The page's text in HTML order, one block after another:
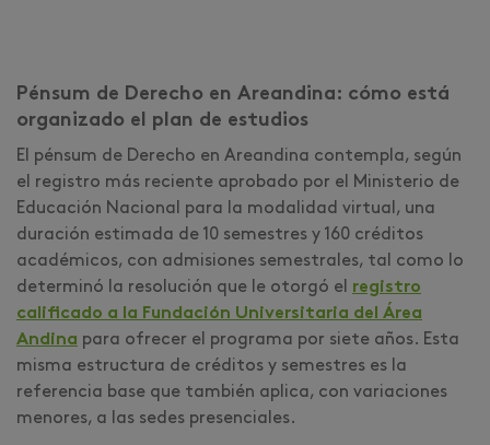
Pénsum de Derecho en Areandina: cómo está
organizado el plan de estudios
El pénsum de Derecho en Areandina contempla, según
el registro más reciente aprobado por el Ministerio de
Educación Nacional para la modalidad virtual, una
duración estimada de 10 semestres y 160 créditos
académicos, con admisiones semestrales, tal como lo
determinó la resolución que le otorgó el registro
calificado a la Fundación Universitaria del Área
Andina para ofrecer el programa por siete años. Esta
misma estructura de créditos y semestres es la
referencia base que también aplica, con variaciones
menores, a las sedes presenciales.